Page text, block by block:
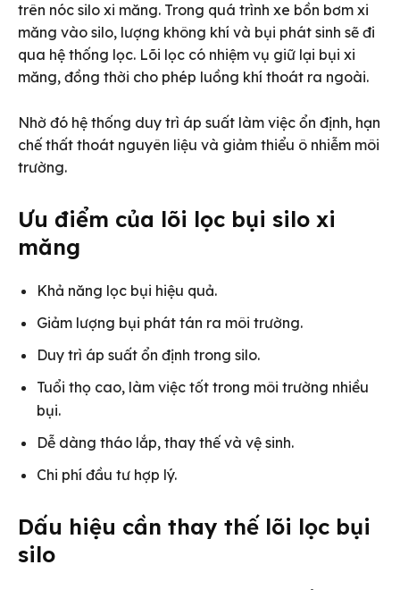
trên nóc silo xi măng. Trong quá trình xe bồn bơm xi
măng vào silo, lượng không khí và bụi phát sinh sẽ đi
qua hệ thống lọc. Lõi lọc có nhiệm vụ giữ lại bụi xi
măng, đồng thời cho phép luồng khí thoát ra ngoài.
Nhờ đó hệ thống duy trì áp suất làm việc ổn định, hạn
chế thất thoát nguyên liệu và giảm thiểu ô nhiễm môi
trường.
Ưu điểm của lõi lọc bụi silo xi
măng
Khả năng lọc bụi hiệu quả.
Giảm lượng bụi phát tán ra môi trường.
Duy trì áp suất ổn định trong silo.
Tuổi thọ cao, làm việc tốt trong môi trường nhiều
bụi.
Dễ dàng tháo lắp, thay thế và vệ sinh.
Chi phí đầu tư hợp lý.
Dấu hiệu cần thay thế lõi lọc bụi
silo